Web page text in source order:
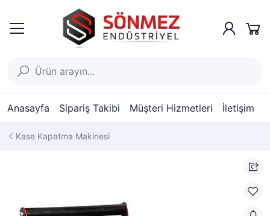
Anasayfa Sipariş Takibi Müşteri Hizmetleri İletişim
Kase Kapatma Makinesi